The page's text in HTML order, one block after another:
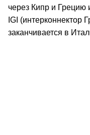
через Кипр и Грецию
IGI (интерконнектор
заканчивается в